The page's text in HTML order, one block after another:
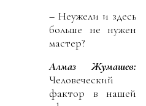
– Неужели и здесь
больше не нужен
мастер?
Алмаз Жумашев:
Человеческий
фактор в нашей